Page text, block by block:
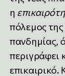
η
πόλεμος
πανδημίας,
περιγράφει
επικαιρικό.